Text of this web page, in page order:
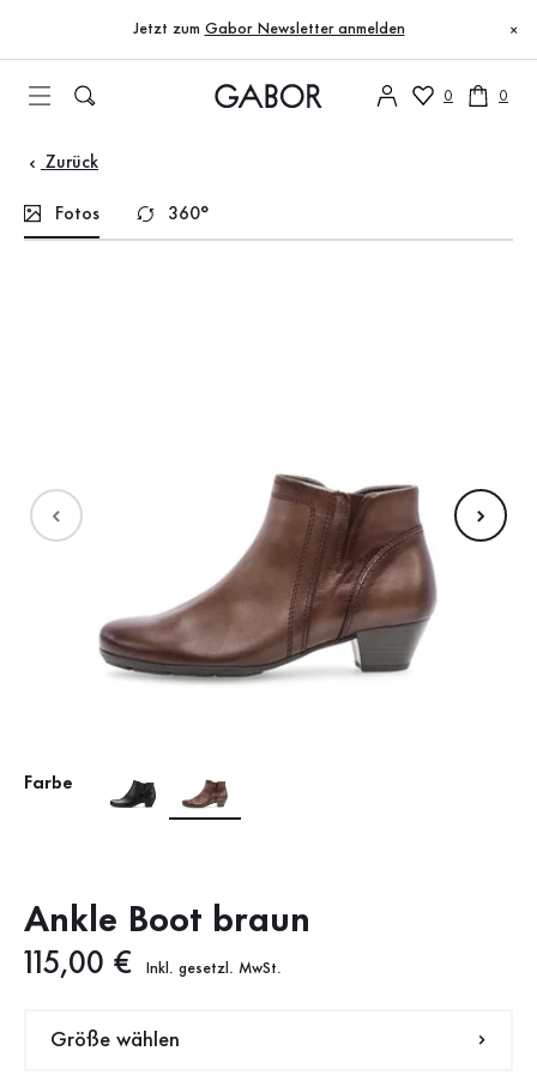
Zum Inhaltsverzeichnis
Zur Hauptnavigation
Jetzt zum Gabor Newsletter anmelden ×
0 0
Zurück
Fotos 360°
Farbe
Ankle Boot braun
Neuer Preis
115,00 € Inkl. gesetzl. MwSt.
Größe wählen